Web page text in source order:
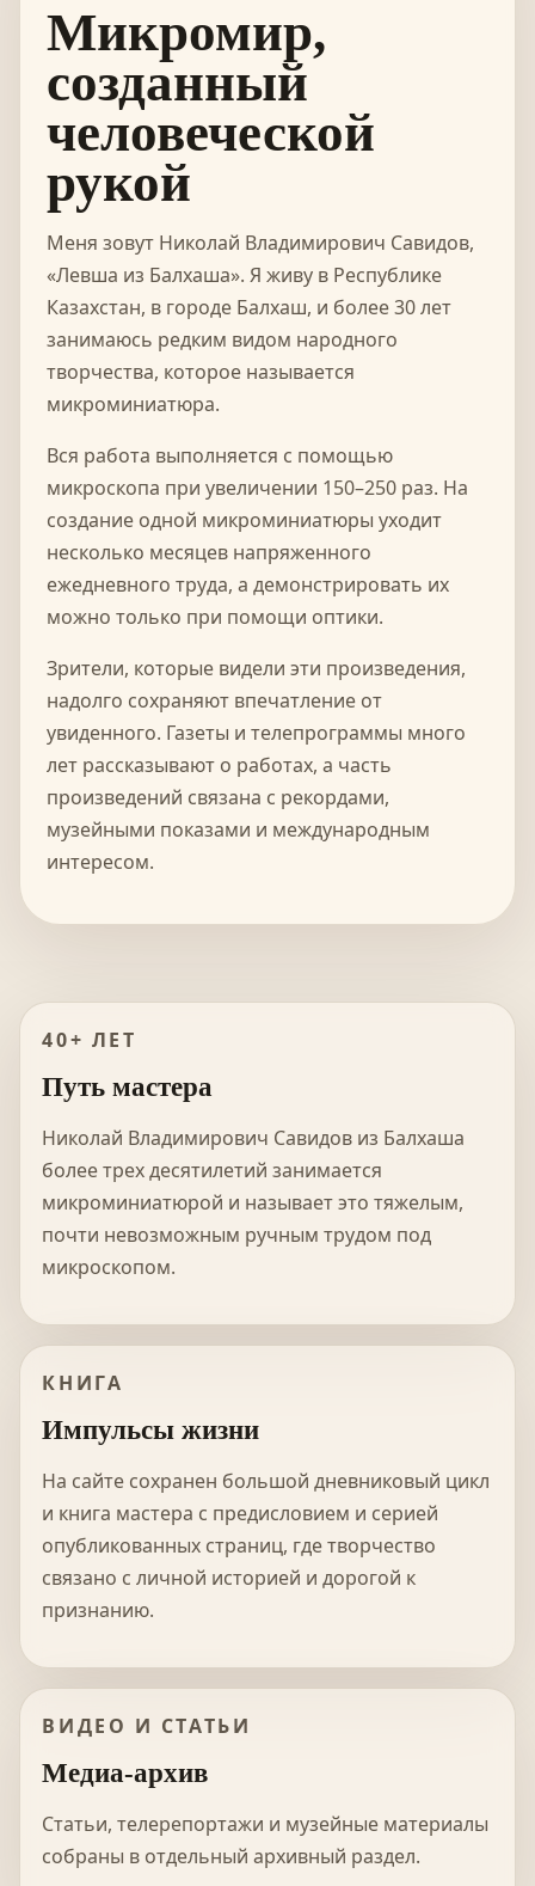
Микромир,
созданный
человеческой
рукой
Меня зовут Николай Владимирович Савидов,
«Левша из Балхаша». Я живу в Республике
Казахстан, в городе Балхаш, и более 30 лет
занимаюсь редким видом народного
творчества, которое называется
микроминиатюра.
Вся работа выполняется с помощью
микроскопа при увеличении 150–250 раз. На
создание одной микроминиатюры уходит
несколько месяцев напряженного
ежедневного труда, а демонстрировать их
можно только при помощи оптики.
Зрители, которые видели эти произведения,
надолго сохраняют впечатление от
увиденного. Газеты и телепрограммы много
лет рассказывают о работах, а часть
произведений связана с рекордами,
музейными показами и международным
интересом.
40+ ЛЕТ
Путь мастера
Николай Владимирович Савидов из Балхаша
более трех десятилетий занимается
микроминиатюрой и называет это тяжелым,
почти невозможным ручным трудом под
микроскопом.
КНИГА
Импульсы жизни
На сайте сохранен большой дневниковый цикл
и книга мастера с предисловием и серией
опубликованных страниц, где творчество
связано с личной историей и дорогой к
признанию.
ВИДЕО И СТАТЬИ
Медиа-архив
Статьи, телерепортажи и музейные материалы
собраны в отдельный архивный раздел.